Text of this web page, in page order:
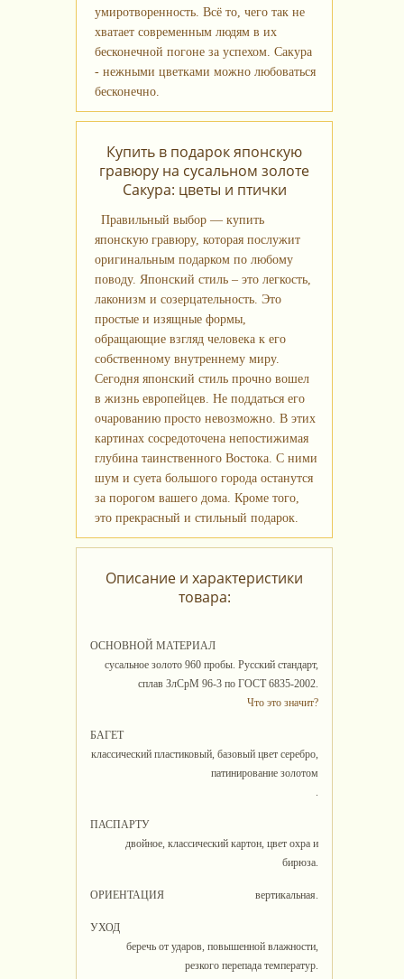
умиротворенность. Всё то, чего так не
хватает современным людям в их
бесконечной погоне за успехом. Сакура
- нежными цветками можно любоваться
бесконечно.
Купить в подарок японскую
гравюру на сусальном золоте
Сакура: цветы и птички
Правильный выбор — купить
японскую гравюру, которая послужит
оригинальным подарком по любому
поводу. Японский стиль – это легкость,
лаконизм и созерцательность. Это
простые и изящные формы,
обращающие взгляд человека к его
собственному внутреннему миру.
Сегодня японский стиль прочно вошел
в жизнь европейцев. Не поддаться его
очарованию просто невозможно. В этих
картинах сосредоточена непостижимая
глубина таинственного Востока. С ними
шум и суета большого города останутся
за порогом вашего дома. Кроме того,
это прекрасный и стильный подарок.
Описание и характеристики
товара:
ОСНОВНОЙ МАТЕРИАЛ
сусальное золото 960 пробы. Русский стандарт,
сплав ЗлСрМ 96-3 по ГОСТ 6835-2002.
Что это значит?
БАГЕТ
классический пластиковый, базовый цвет серебро,
патинирование золотом
.
ПАСПАРТУ
двойное, классический картон, цвет охра и
бирюза.
ОРИЕНТАЦИЯ вертикальная.
УХОД
беречь от ударов, повышенной влажности,
резкого перепада температур.